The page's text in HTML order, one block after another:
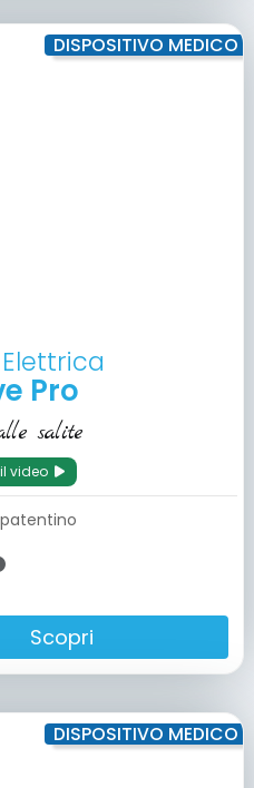
DISPOSITIVO MEDICO
Pro
salite
video
Scopri
DISPOSITIVO MEDICO